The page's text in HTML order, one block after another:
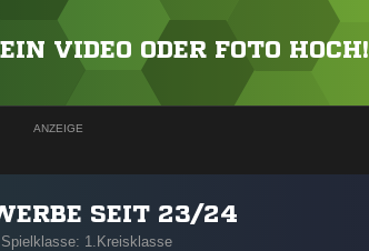
VIDEO ODER FOTO HOCH!
ANZEIGE
SEIT 23/24
1.Kreisklasse